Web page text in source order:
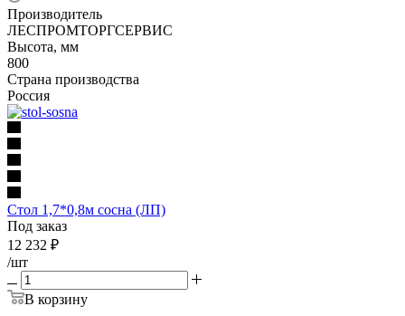
Производитель
ЛЕСПРОМТОРГСЕРВИС
Высота, мм
800
Страна производства
Россия
Стол 1,7*0,8м сосна (ЛП)
Под заказ
12 232 ₽
/шт
В корзину